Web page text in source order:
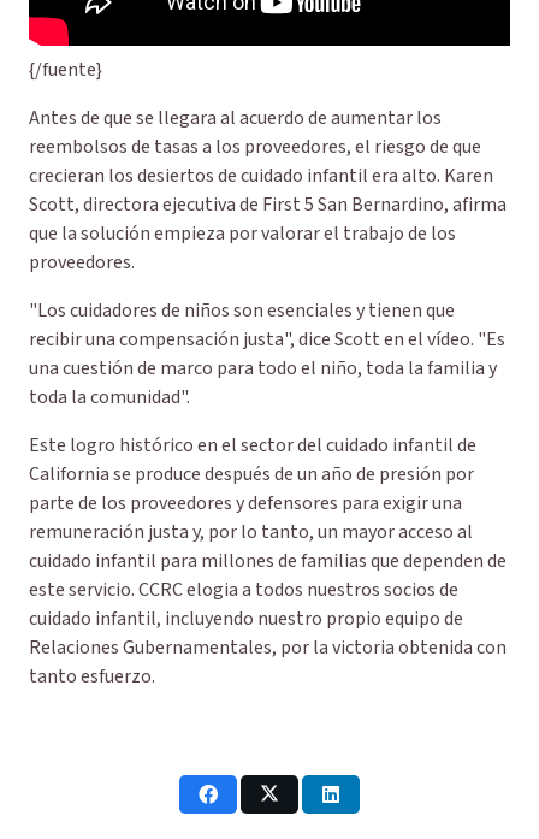
{/fuente}
Antes de que se llegara al acuerdo de aumentar los
reembolsos de tasas a los proveedores, el riesgo de que
crecieran los desiertos de cuidado infantil era alto. Karen
Scott, directora ejecutiva de First 5 San Bernardino, afirma
que la solución empieza por valorar el trabajo de los
proveedores.
"Los cuidadores de niños son esenciales y tienen que
recibir una compensación justa", dice Scott en el vídeo. "Es
una cuestión de marco para todo el niño, toda la familia y
toda la comunidad".
Este logro histórico en el sector del cuidado infantil de
California se produce después de un año de presión por
parte de los proveedores y defensores para exigir una
remuneración justa y, por lo tanto, un mayor acceso al
cuidado infantil para millones de familias que dependen de
este servicio. CCRC elogia a todos nuestros socios de
cuidado infantil, incluyendo nuestro propio equipo de
Relaciones Gubernamentales, por la victoria obtenida con
tanto esfuerzo.